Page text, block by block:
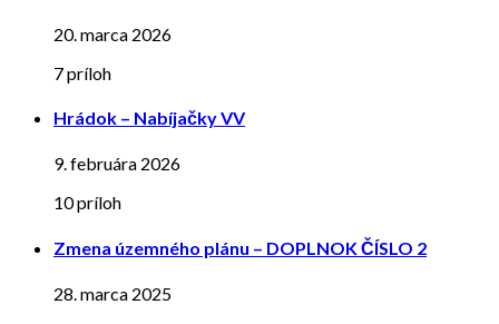
20. marca 2026
7 príloh
Hrádok – Nabíjačky VV
9. februára 2026
10 príloh
Zmena územného plánu – DOPLNOK ČÍSLO 2
28. marca 2025